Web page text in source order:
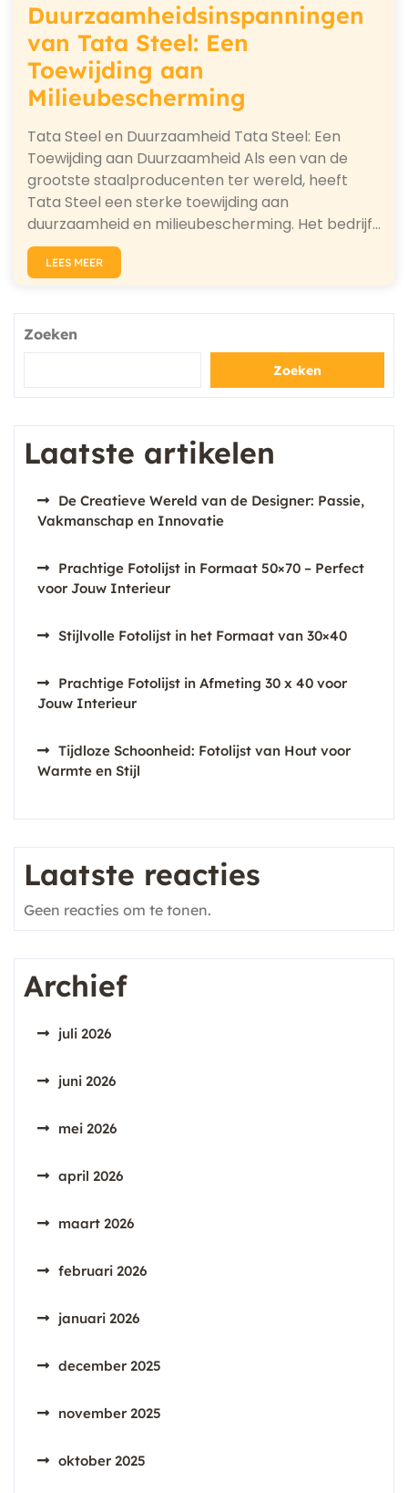
Duurzaamheidsinspanningen
van Tata Steel: Een
Toewijding aan
Milieubescherming
Tata Steel en Duurzaamheid Tata Steel: Een
Toewijding aan Duurzaamheid Als een van de
grootste staalproducenten ter wereld, heeft
Tata Steel een sterke toewijding aan
duurzaamheid en milieubescherming. Het bedrijf…
LEES MEER
Zoeken
Zoeken
Laatste artikelen
De Creatieve Wereld van de Designer: Passie,
Vakmanschap en Innovatie
Prachtige Fotolijst in Formaat 50×70 – Perfect
voor Jouw Interieur
Stijlvolle Fotolijst in het Formaat van 30×40
Prachtige Fotolijst in Afmeting 30 x 40 voor
Jouw Interieur
Tijdloze Schoonheid: Fotolijst van Hout voor
Warmte en Stijl
Laatste reacties
Geen reacties om te tonen.
Archief
juli 2026
juni 2026
mei 2026
april 2026
maart 2026
februari 2026
januari 2026
december 2025
november 2025
oktober 2025